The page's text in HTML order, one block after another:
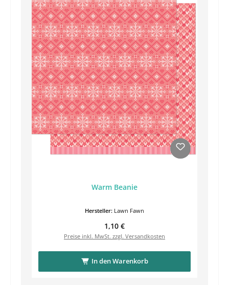
Warm Beanie
Hersteller: Lawn Fawn
Regulärer Preis:
1,10 €
Preise inkl. MwSt. zzgl. Versandkosten
In den Warenkorb